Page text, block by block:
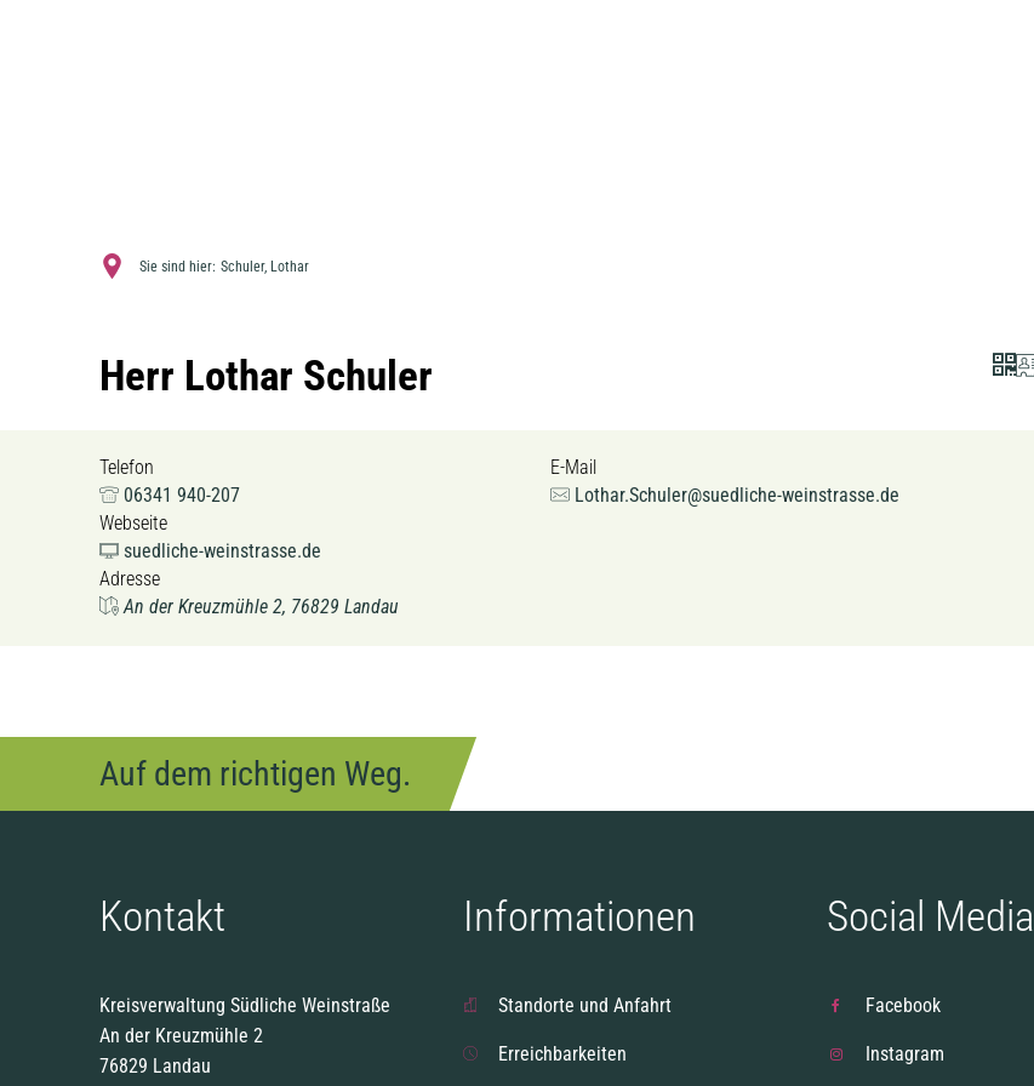
Sie sind hier: Schuler, Lothar
Herr Lothar Schuler
Telefon
06341 940-207
E-Mail
Lothar.Schuler@suedliche-weinstrasse.de
Webseite
suedliche-weinstrasse.de
Adresse
An der Kreuzmühle 2, 76829 Landau
Auf dem richtigen Weg.
Kontakt
Kreisverwaltung Südliche Weinstraße
An der Kreuzmühle 2
76829 Landau
Informationen
Standorte und Anfahrt
Erreichbarkeiten
Social Media
Facebook
Instagram